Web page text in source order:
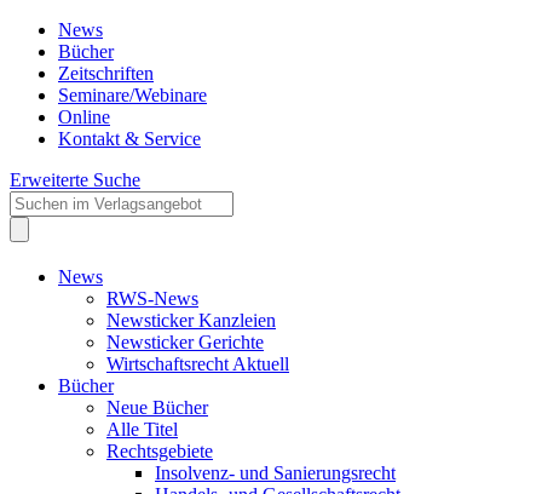
News
Bücher
Zeitschriften
Seminare/Webinare
Online
Kontakt & Service
Erweiterte Suche
News
RWS-News
Newsticker Kanzleien
Newsticker Gerichte
Wirtschaftsrecht Aktuell
Bücher
Neue Bücher
Alle Titel
Rechtsgebiete
Insolvenz- und Sanierungsrecht